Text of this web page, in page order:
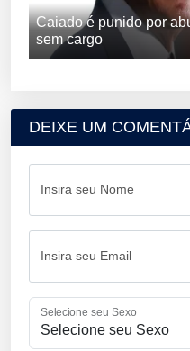
Caiado é punido por
sem cargo
DEIXE UM
Insira seu Nome
Insira seu Email
Selecione seu Sexo